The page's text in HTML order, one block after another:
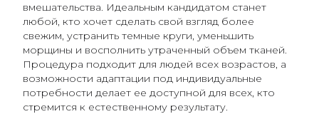
вмешательства. Идеальным кандидатом станет
любой, кто хочет сделать свой взгляд более
свежим, устранить темные круги, уменьшить
морщины и восполнить утраченный объем тканей.
Процедура подходит для людей всех возрастов, а
возможности адаптации под индивидуальные
потребности делает ее доступной для всех, кто
стремится к естественному результату.